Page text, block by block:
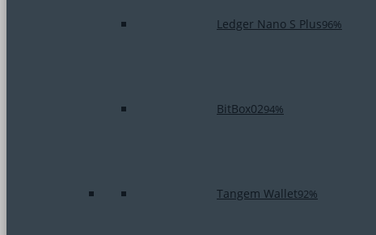
Ledger Nano S Plus96%
BitBox0294%
Tangem Wallet92%